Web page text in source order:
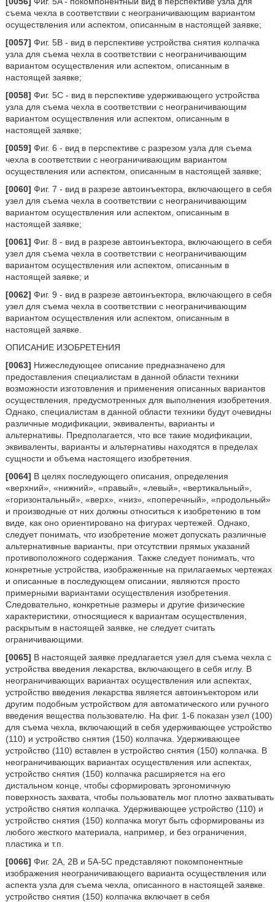
съема чехла в соответствии с неограничивающим вариантом
осуществления или аспектом, описанным в настоящей заявке;
[0057] Фиг. 5B - вид в перспективе устройства снятия колпачка
узла для съема чехла в соответствии с неограничивающим
вариантом осуществления или аспектом, описанным в
настоящей заявке;
[0058] Фиг. 5C - вид в перспективе удерживающего устройства
узла для съема чехла в соответствии с неограничивающим
вариантом осуществления или аспектом, описанным в
настоящей заявке;
[0059] Фиг. 6 - вид в перспективе с разрезом узла для съема
чехла в соответствии с неограничивающим вариантом
осуществления или аспектом, описанным в настоящей заявке;
[0060] Фиг. 7 - вид в разрезе автоинъектора, включающего в себя
узел для съема чехла в соответствии с неограничивающим
вариантом осуществления или аспектом, описанным в
настоящей заявке;
[0061] Фиг. 8 - вид в разрезе автоинъектора, включающего в себя
узел для съема чехла в соответствии с неограничивающим
вариантом осуществления или аспектом, описанным в
настоящей заявке; и
[0062] Фиг. 9 - вид в разрезе автоинъектора, включающего в себя
узел для съема чехла в соответствии с неограничивающим
вариантом осуществления или аспектом, описанным в
настоящей заявке.
ОПИСАНИЕ ИЗОБРЕТЕНИЯ
[0063] Нижеследующее описание предназначено для
предоставления специалистам в данной области техники
возможности изготовления и применения описанных вариантов
осуществления, предусмотренных для выполнения изобретения.
Однако, специалистам в данной области техники будут очевидны
различные модификации, эквиваленты, варианты и
альтернативы. Предполагается, что все такие модификации,
эквиваленты, варианты и альтернативы находятся в пределах
сущности и объема настоящего изобретения.
[0064] В целях последующего описания, определения
«верхний», «нижний», «правый», «левый», «вертикальный»,
«горизонтальный», «верх», «низ», «поперечный», «продольный»
и производные от них должны относиться к изобретению в том
виде, как оно ориентировано на фигурах чертежей. Однако,
следует понимать, что изобретение может допускать различные
альтернативные варианты, при отсутствии прямых указаний
противоположного содержания. Также следует понимать, что
конкретные устройства, изображенные на прилагаемых чертежах
и описанные в последующем описании, являются просто
примерными вариантами осуществления изобретения.
Следовательно, конкретные размеры и другие физические
характеристики, относящиеся к вариантам осуществления,
раскрытым в настоящей заявке, не следует считать
ограничивающими.
[0065] В настоящей заявке предлагается узел для съема чехла с
устройства введения лекарства, включающего в себя иглу. В
неограничивающих вариантах осуществления или аспектах,
устройство введения лекарства является автоинъектором или
другим подобным устройством для автоматического или ручного
введения вещества пользователю. На фиг. 1-6 показан узел (100)
для съема чехла, включающий в себя удерживающее устройство
(110) и устройство снятия (150) колпачка. Удерживающее
устройство (110) вставлен в устройство снятия (150) колпачка. В
неограничивающих вариантах осуществления или аспектах,
устройство снятия (150) колпачка расширяется на его
дистальном конце, чтобы сформировать эргономичную
поверхность захвата, чтобы пользователь мог плотно захватывать
устройство снятия колпачка. Удерживающее устройство (110) и
устройство снятия (150) колпачка могут быть сформированы из
любого жесткого материала, например, и без ограничения,
пластика и т.п.
[0066] Фиг. 2A, 2B и 5A-5C представляют покомпонентные
изображения неограничивающего варианта осуществления или
аспекта узла для съема чехла, описанного в настоящей заявке.
устройство снятия (150) колпачка включает в себя